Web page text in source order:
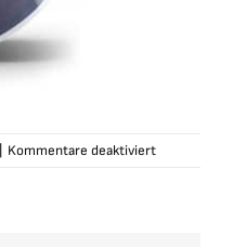
Kommentare deaktiviertfür